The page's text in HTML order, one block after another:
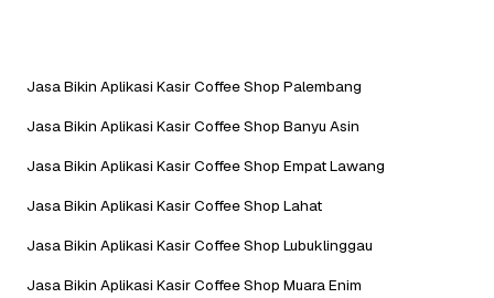
Jasa Bikin Aplikasi Kasir Coffee Shop Palembang
Jasa Bikin Aplikasi Kasir Coffee Shop Banyu Asin
Jasa Bikin Aplikasi Kasir Coffee Shop Empat Lawang
Jasa Bikin Aplikasi Kasir Coffee Shop Lahat
Jasa Bikin Aplikasi Kasir Coffee Shop Lubuklinggau
Jasa Bikin Aplikasi Kasir Coffee Shop Muara Enim